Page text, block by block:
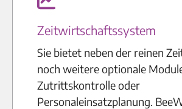
Zeitwirtschaftssystem
Sie bietet neben der reinen
noch weitere optionale
Zutrittskontrolle oder
Personaleinsatzplanung.